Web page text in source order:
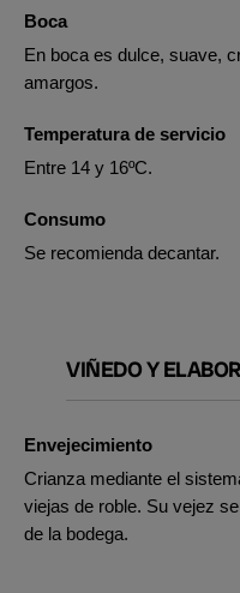
Boca
En boca es dulce, suave,
amargos.
Temperatura de servicio
Entre 14 y 16ºC.
Consumo
Se recomienda decantar.
VIÑEDO Y
Envejecimiento
Crianza mediante el
viejas de roble. Su vejez
de la bodega.